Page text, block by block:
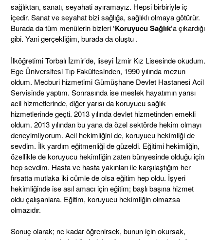
sağlıktan, sanatı, seyahati ayıramayız. Hepsi birbiriyle iç
içedir. Sanat ve seyahat bizi sağlığa, sağlıklı olmaya götürür.
Burada da tüm menülerin bizleri ‘Koruyucu Sağlık’a çıkardığı
gibi. Yani gerçekliğim, burada da oluştu .
İlköğretimi Torbalı İzmir’de, liseyi İzmir Kız Lisesinde okudum.
Ege Üniversitesi Tıp Fakültesinden, 1990 yılında mezun
oldum. Mecburi hizmetimi Gümüşhane Devlet Hastanesi Acil
Servisinde yaptım. Sonrasında ise meslek hayatımın yarısı
acil hizmetlerinde, diğer yarısı da koruyucu sağlık
hizmetlerinde geçti. 2013 yılında devlet hizmetinden emekli
oldum. 2013 yılından bu yana da özel sektörde hekim olmayı
deneyimliyorum. Acil hekimliğini de, koruyucu hekimliği de
sevdim. İlk yardım eğitmenliği de güzeldi. Eğitimi hekimliğin,
özellikle de koruyucu hekimliğin zaten bünyesinde olduğu için
hep sevdim. Hasta ve hasta yakınları ile karşılaştığım her
fırsatta mutlaka iki cümle de olsa eğitim hep oldu. İşyeri
hekimliğinde ise asıl amacı için eğitim; başlı başına hizmet
oldu çalışanlara. Eğitim, koruyucu hekimliğin olmazsa
olmazıdır.
Sonuç olarak; ne kadar öğrenirsek, bunun için okursak,